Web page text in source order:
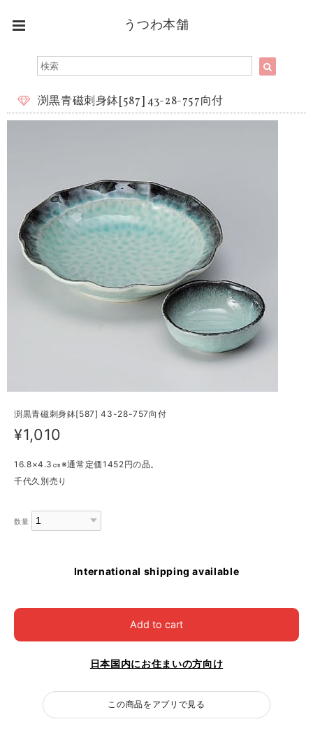
うつわ本舗
渕黒青磁刺身鉢[587] 43-28-757向付
渕黒青磁刺身鉢[587] 43-28-757向付
¥1,010
16.8×4.3㎝※通常定価1452円の品。
千代久別売り
数量
International shipping available
Add to cart
日本国内にお住まいの方向け
この商品をアプリで見る